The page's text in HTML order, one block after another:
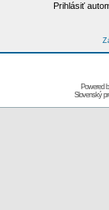
Prihlásiť
Powered
Slovenský